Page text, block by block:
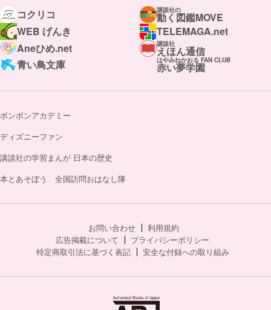
コクリコ
講談社の
動く図鑑MOVE
WEB げんき
TELEMAGA.net
Aneひめ.net
講談社
えほん通信
青い鳥文庫
はやみねかおる FAN CLUB
赤い夢学園
ボンボンアカデミー
ディズニーファン
講談社の学習まんが 日本の歴史
本とあそぼう 全国訪問おはなし隊
お問い合わせ
利用規約
広告掲載について
プライバシーポリシー
特定商取引法に基づく表記
安全な付録への取り組み